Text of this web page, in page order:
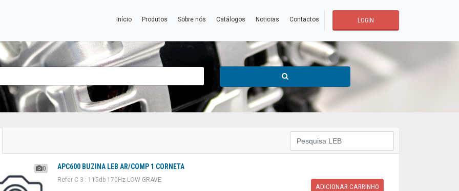
Início Produtos Sobre nós Catálogos Noticias Contactos LOGIN
0 APC600 BUZINA LEB AR/COMP 1 CORNETA
Refer C 3 : 115db 170Hz LOW GRAVE
ADICIONAR CARRINHO